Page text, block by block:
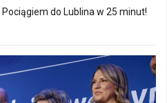
do Lublina w 25 minut!